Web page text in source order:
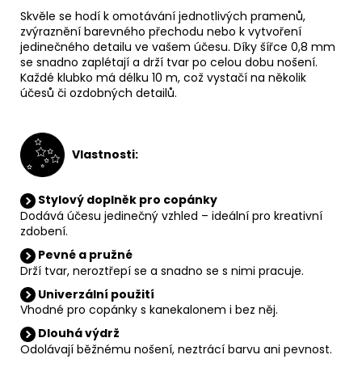
Skvěle se hodí k omotávání jednotlivých pramenů,
zvýraznění barevného přechodu nebo k vytvoření
jedinečného detailu ve vašem účesu. Díky šířce 0,8 mm
se snadno zaplétají a drží tvar po celou dobu nošení.
Každé klubko má délku 10 m, což vystačí na několik
účesů či ozdobných detailů.
Vlastnosti:
Stylový doplněk pro copánky
Dodává účesu jedinečný vzhled – ideální pro kreativní
zdobení.
Pevné a pružné
Drží tvar, neroztřepí se a snadno se s nimi pracuje.
Univerzální použití
Vhodné pro copánky s kanekalonem i bez něj.
Dlouhá výdrž
Odolávají běžnému nošení, neztrácí barvu ani pevnost.